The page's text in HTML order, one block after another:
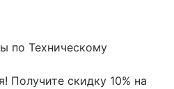
по Техническому
Получите скидку 10% на